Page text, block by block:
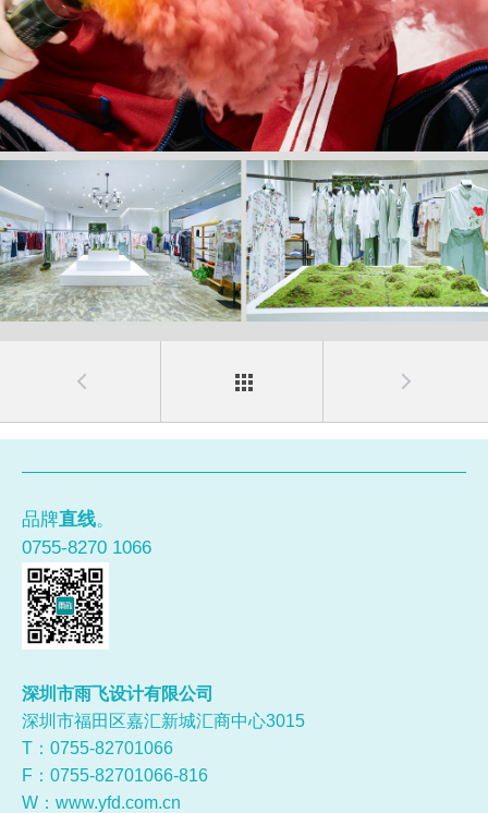
品牌直线。
0755-8270 1066
深圳市雨飞设计有限公司
深圳市福田区嘉汇新城汇商中心3015
T：0755-82701066
F：0755-82701066-816
W： www.yfd.com.cn